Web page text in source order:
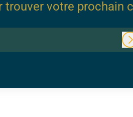
trouver votre prochain